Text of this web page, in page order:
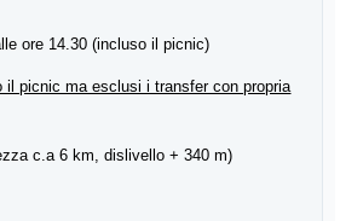
ore 14.30 (incluso il picnic)
il picnic ma esclusi i transfer con propria
c.a 6 km, dislivello + 340 m)